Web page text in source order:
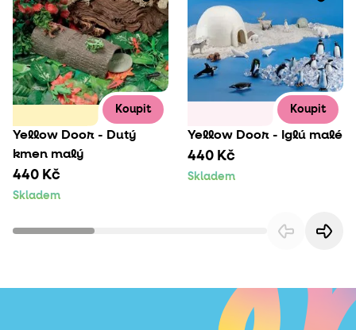
Koupit
Yellow Door - Dutý
kmen malý
440 Kč
Skladem
Koupit
Yellow Door - Iglú malé
440 Kč
Skladem